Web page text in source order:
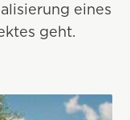
eines
geht.